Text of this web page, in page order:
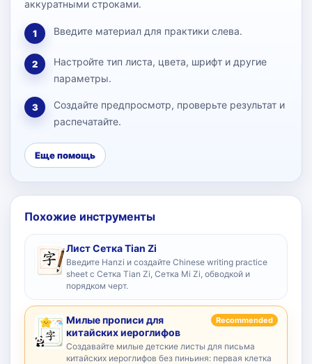
аккуратными строками.
1 Введите материал для практики слева.
2
Настройте тип листа, цвета, шрифт и другие
параметры.
3
Создайте предпросмотр, проверьте результат и
распечатайте.
Еще помощь
Похожие инструменты
Лист Сетка Tian Zi
Введите Hanzi и создайте Chinese writing practice
sheet с Сетка Tian Zi, Сетка Mi Zi, обводкой и
порядком черт.
Милые прописи для
китайских иероглифов
Recommended
Создавайте милые детские листы для письма
китайских иероглифов без пиньиня: первая клетка